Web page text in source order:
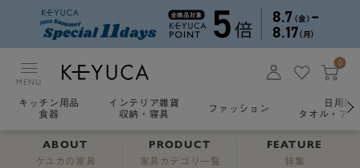
MENU
0
キッチン用品
食器
インテリア雑貨
収納・寝具
ファッション
日用雑
タオル・ア
ABOUT
ケユカの家具
PRODUCT
家具カテゴリ一覧
FEATURE
特集